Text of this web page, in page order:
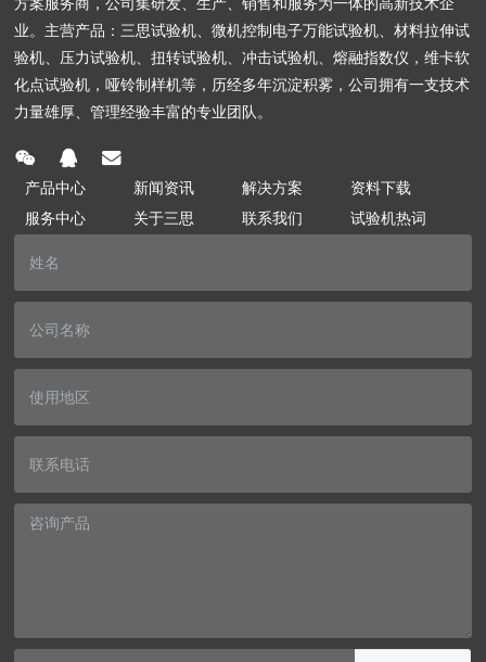
业。主营产品：三思试验机、微机控制电子万能试验机、材料拉伸试
验机、压力试验机、扭转试验机、冲击试验机、熔融指数仪，维卡软
化点试验机，哑铃制样机等，历经多年沉淀积雾，公司拥有一支技术
力量雄厚、管理经验丰富的专业团队。
产品中心 新闻资讯 解决方案
资料下载
服务中心
关于三思 联系我们 试验机热词